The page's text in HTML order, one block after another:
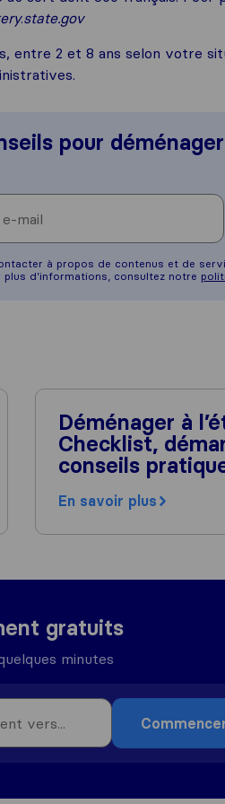
.state.gov
entre 2 et 8 ans selon votre
pour
à propos de contenus et de
d’informations, consultez notre
Déménager à
Checklist,
conseils
En savoir plus
gratuits
minutes